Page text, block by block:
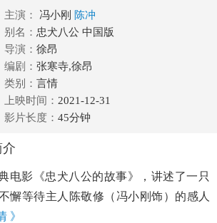
主演： 冯小刚 陈冲
别名： 忠犬八公 中国版
导演： 徐昂
编剧： 张寒寺,徐昂
类别： 言情
上映时间： 2021-12-31
影片长度： 45分钟
电影《忠犬八公的故事》，讲述了一只
懈等待主人陈敬修（冯小刚饰）的感人
》